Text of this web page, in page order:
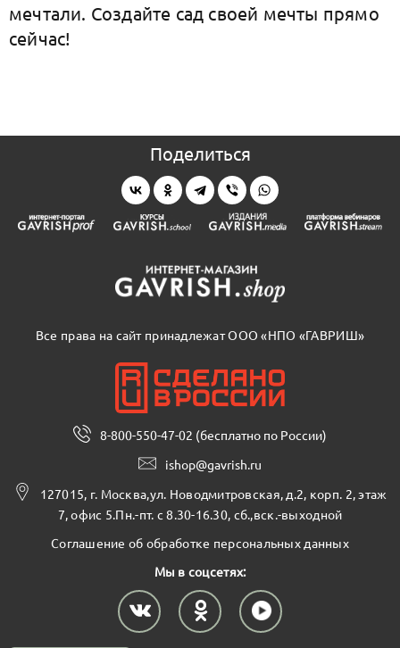
мечтали. Создайте сад своей мечты прямо
сейчас!
Поделиться
Все права на сайт принадлежат ООО «НПО «ГАВРИШ»
8-800-550-47-02 (бесплатно по России)
ishop@gavrish.ru
127015, г. Москва,ул. Новодмитровская, д.2, корп. 2, этаж
7, офис 5.Пн.-пт. с 8.30-16.30, сб.,вск.-выходной
Соглашение об обработке персональных данных
Мы в соцсетях: